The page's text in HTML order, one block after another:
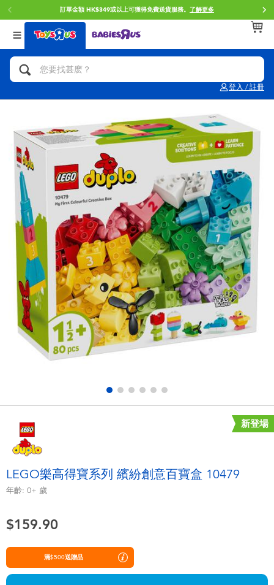
或以上可獲得免費送貨服務。了解更多 門店自取
登入 / 註冊
返回
分類目錄
人氣英雄,角色扮演,射擊玩具
拼砌組合及樂高LEGO
玩具車,貨車,火車及遙控系列
手工藝,文具,蠟筆,泥膠,畫板
娃娃, 芭比,收藏公仔
電子玩具
遊戲及拼圖系列
益智學習玩具
戶外及運動用品
角色扮演及造型系列
毛毛公仔玩具
夏日用品
嬰兒及學前玩具
返回
品牌
Brunch Brother 早午餐兄弟
Spider-Man蜘蛛俠
Mini Brands
Play-Doh培樂多
Pokemon寶可夢
playpop
LEGO樂高
LeapFrog跳跳蛙
Globber高樂寶
返回
年齢
0~2歳
5~7歳
8~11歳
12~14歳
14歳以上
新登場
LEGO樂高得寶系列 繽紛創意百寶盒 10479
年齡: 0+ 歲
$159.90
滿$500送贈品